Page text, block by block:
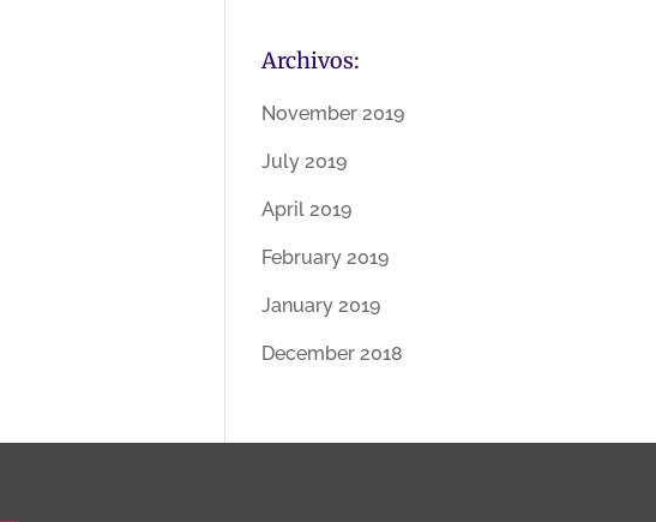
Archivos:
November 2019
July 2019
April 2019
February 2019
January 2019
December 2018